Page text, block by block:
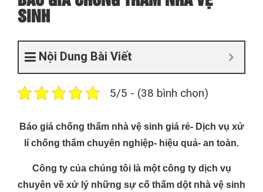
SINH
Nội Dung Bài Viết
5/5 - (38 bình chọn)
Báo giá chống thấm nhà vệ sinh giá rẻ- Dịch vụ xử
lí chống thấm chuyên nghiệp- hiệu quả- an toàn.
Công ty của chúng tôi là một công ty dịch vụ
chuyên về xử lý những sự cố thấm dột nhà vệ sinh